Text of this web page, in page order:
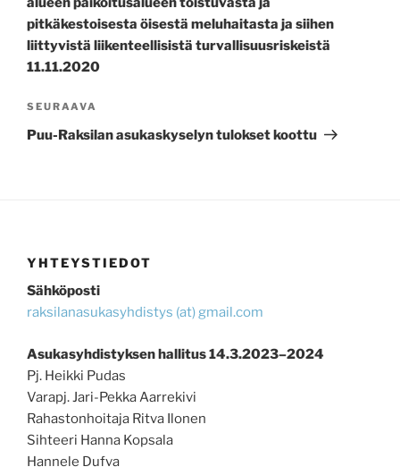
pitkäkestoisesta öisestä meluhaitasta ja siihen
liittyvistä liikenteellisistä turvallisuusriskeistä
11.11.2020
Seuraava
artikkeli
SEURAAVA
Puu-Raksilan asukaskyselyn tulokset koottu
YHTEYSTIEDOT
Sähköposti
raksilanasukasyhdistys (at) gmail.com
Asukasyhdistyksen hallitus 14.3.2023–2024
Pj. Heikki Pudas
Varapj. Jari-Pekka Aarrekivi
Rahastonhoitaja Ritva Ilonen
Sihteeri Hanna Kopsala
Hannele Dufva